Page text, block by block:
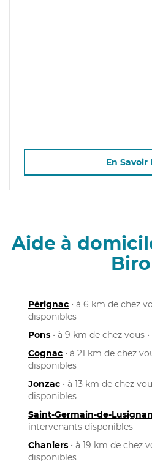
En Savoir
Aide à
Pérignac • à 6 km de chez
disponibles
Pons • à 9 km de chez vous
Cognac • à 21 km de chez
disponibles
Jonzac • à 13 km de chez
disponibles
Saint-Germain-de-Lusignan
intervenants disponibles
Chaniers • à 19 km de chez
disponibles